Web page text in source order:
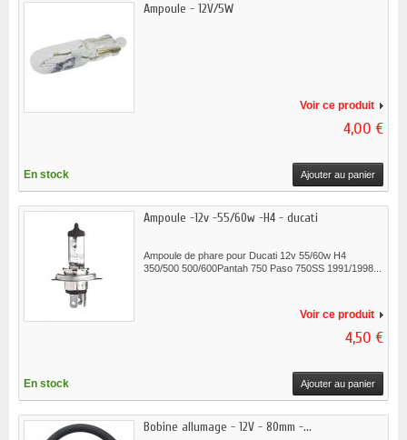
Ampoule - 12V/5W
Voir ce produit
4,00 €
En stock Ajouter au panier
Ampoule -12v -55/60w -H4 - ducati
Ampoule de phare pour Ducati 12v 55/60w H4
350/500 500/600Pantah 750 Paso 750SS 1991/1998...
Voir ce produit
4,50 €
En stock Ajouter au panier
Bobine allumage - 12V - 80mm -...